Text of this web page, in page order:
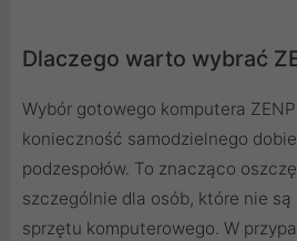
Dlaczego warto wybrać
Wybór gotowego komputera
konieczność samodzielnego
podzespołów. To znacząco
szczególnie dla osób, które nie
sprzętu komputerowego. W